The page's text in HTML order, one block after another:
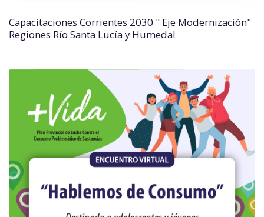
Capacitaciones Corrientes 2030 " Eje Modernización"
Regiones Río Santa Lucía y Humedal